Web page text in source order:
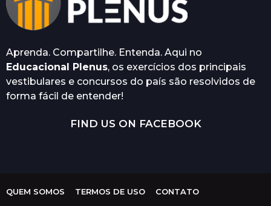
Aprenda. Compartilhe. Entenda. Aqui no
Educacional Plenus, os exercícios dos principais
vestibulares e concursos do país são resolvidos de
forma fácil de entender!
FIND US ON FACEBOOK
QUEM SOMOS TERMOS DE USO CONTATO